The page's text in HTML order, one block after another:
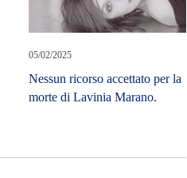
05/02/2025
Nessun ricorso accettato per la
morte di Lavinia Marano.